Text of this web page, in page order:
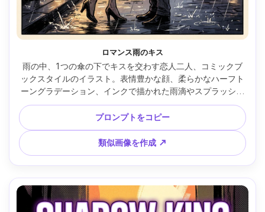
ロマンス雨のキス
雨の中、1つの傘の下でキスを交わす恋人二人、コミックブ
ックスタイルのイラスト。表情豊かな顔、柔らかなハーフト
ーングラデーション、インクで描かれた雨滴やスプラッシュ
エフェクト、暖かな街灯の光、エレガントな線画、優しいク
ロスハッチング、ロマンティックな映画風ムード、空白の吹
き出し用スペースあるおしゃれな構図、85mmレンズ、浅い
被写界深度 --ar 4:5
プロンプトをコピー
類似画像を作成 ↗